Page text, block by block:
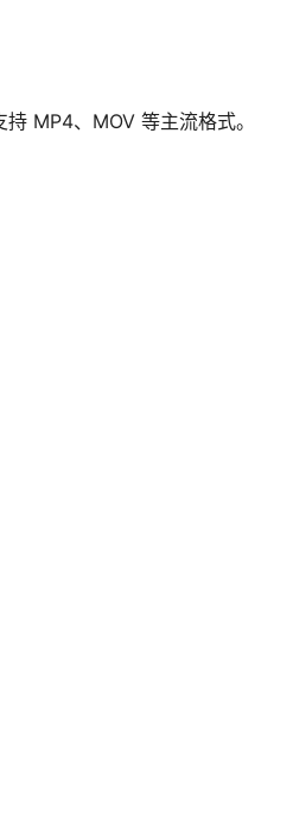
MP4、MOV 等主流格式。